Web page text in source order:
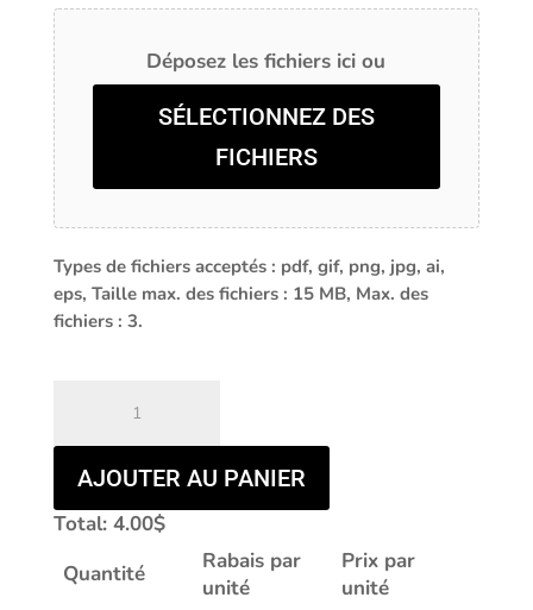
Déposez les fichiers ici ou
SÉLECTIONNEZ DES
FICHIERS
Types de fichiers acceptés : pdf, gif, png, jpg, ai,
eps, Taille max. des fichiers : 15 MB, Max. des
fichiers : 3.
LAC-
1423
AJOUTER AU PANIER
Total: 4.00$
Quantité
Rabais par
unité
Prix par
unité